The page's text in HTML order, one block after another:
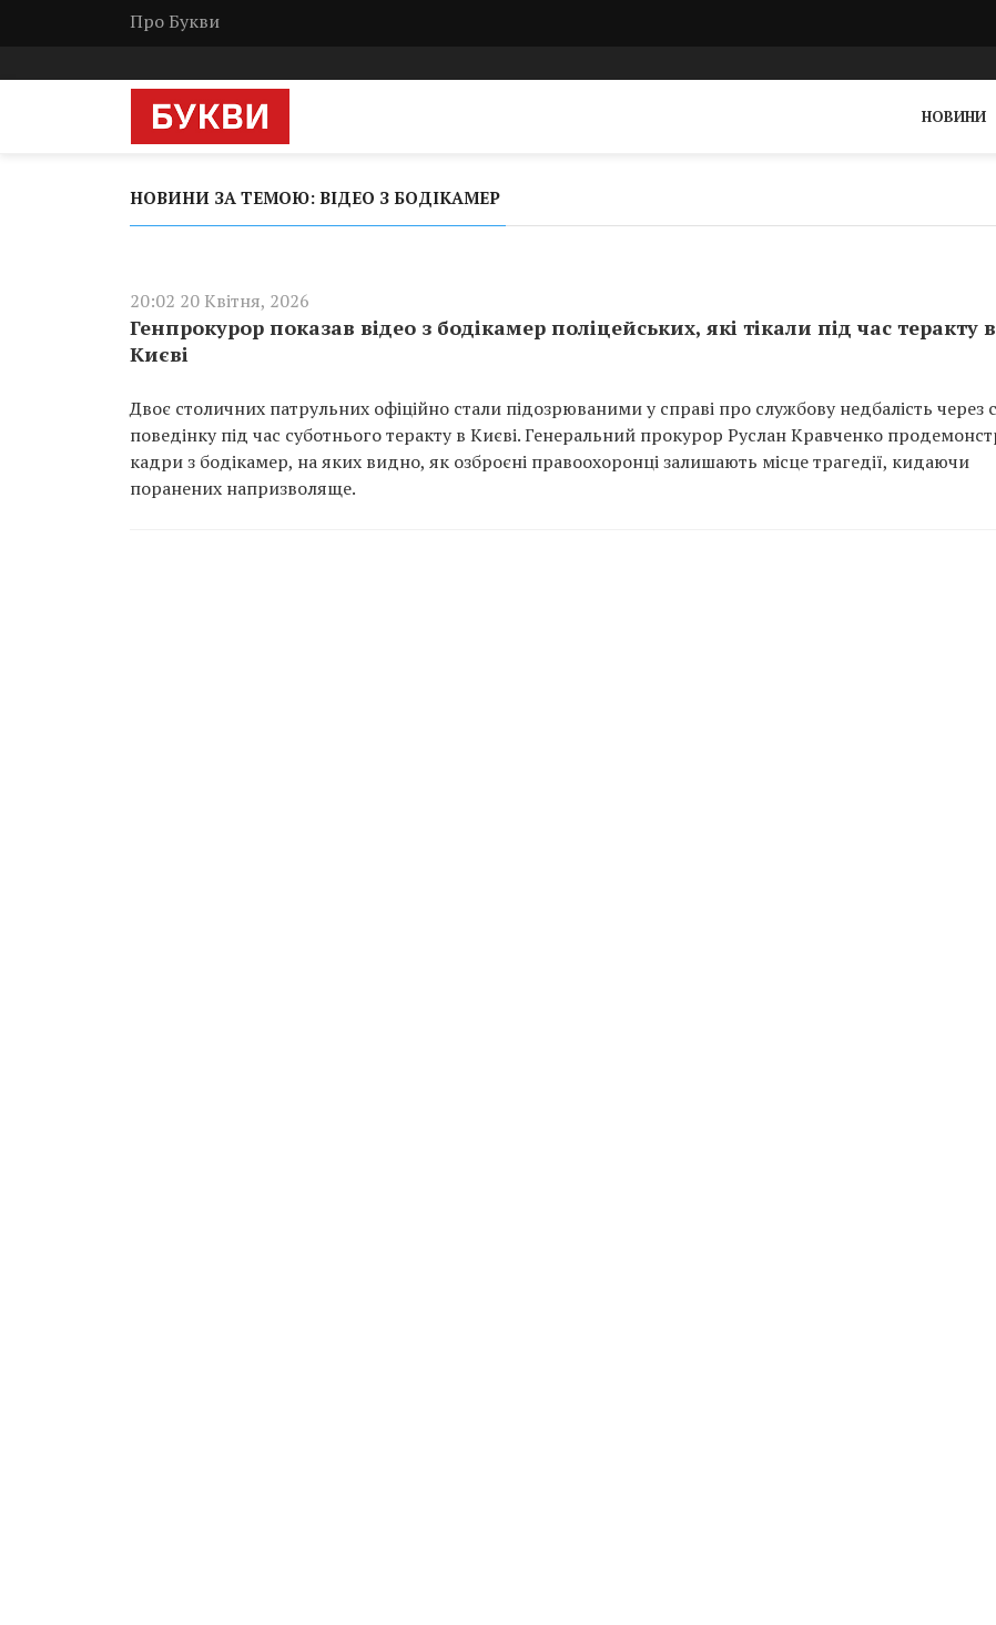
Про Букви
НОВИНИ
НОВИНИ ЗА ТЕМОЮ: ВІДЕО З БОДІКАМЕР
20:02 20 Квітня, 2026
Генпрокурор показав відео з бодікамер поліцейських, які тікали під час теракту в
Києві
Двоє столичних патрульних офіційно стали підозрюваними у справі про службову недбалість через
поведінку під час суботнього теракту в Києві. Генеральний прокурор Руслан Кравченко
кадри з бодікамер, на яких видно, як озброєні правоохоронці залишають місце трагедії, кидаючи
поранених напризволяще.